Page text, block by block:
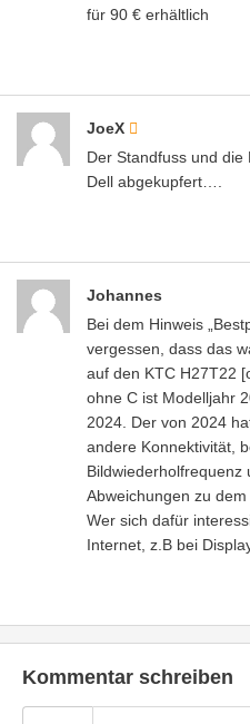
für 90 € erhältlich
JoeX
Der Standfuss und
Dell abgekupfert….
Johannes
Bei dem Hinweis
vergessen, dass das
auf den KTC H27T22
ohne C ist Modelljahr
2024. Der von 2024
andere Konnektivität,
Bildwiederholfrequenz
Abweichungen zu
Wer sich dafür
Internet, z.B bei
Kommentar schreiben